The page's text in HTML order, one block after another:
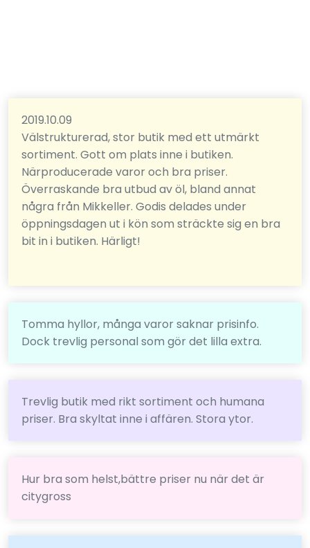
2019.10.09
Välstrukturerad, stor butik med ett utmärkt
sortiment. Gott om plats inne i butiken.
Närproducerade varor och bra priser.
Överraskande bra utbud av öl, bland annat
några från Mikkeller. Godis delades under
öppningsdagen ut i kön som sträckte sig en bra
bit in i butiken. Härligt!
Tomma hyllor, många varor saknar prisinfo.
Dock trevlig personal som gör det lilla extra.
Trevlig butik med rikt sortiment och humana
priser. Bra skyltat inne i affären. Stora ytor.
Hur bra som helst,bättre priser nu när det är
citygross